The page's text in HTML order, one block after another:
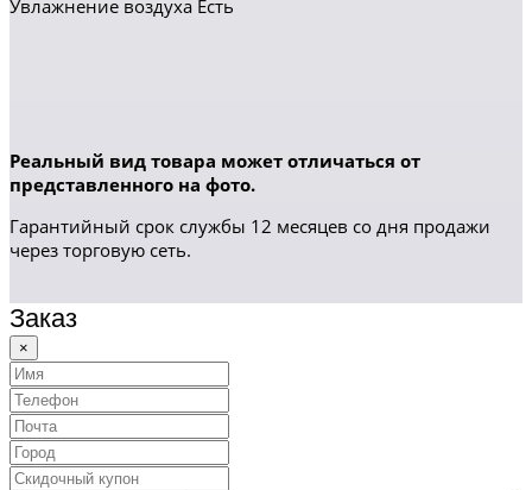
Увлажнение воздуха Есть
Реальный вид товара может отличаться от
представленного на фото.
Гарантийный срок службы 12 месяцев со дня продажи
через торговую сеть.
Заказ
×